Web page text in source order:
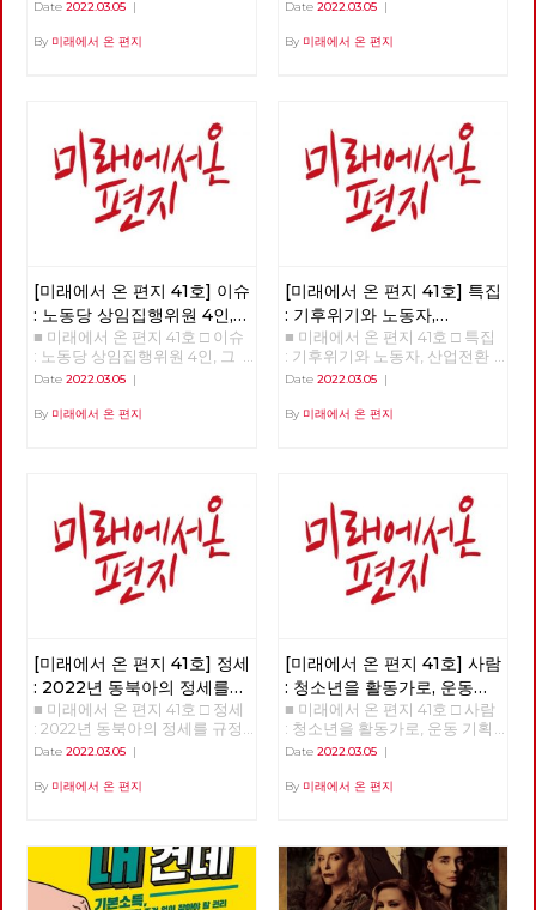
번 이백윤인가? □ 이슈 : 노동당
로 □ 정세 : 2022년 동북아의 정
세를 규정하는 네 가지 요인 □
사람 : 청소년을 활동가로, 운동
기획자 고유미 □ 도서 : 그건 내
건데 - 기본소득, 모두가 차별없
이 찾아야 할 권리 □ 영화 : 이미
예정되어 있던 비극의 반복 - 나
Date 2022.03.05 |
By 미래에서 온 편지
Date 2022.03.05|
By 미래에서 온 편지
[미래에서 온 편지 41호] 이슈
: 노동당 상임집행위원 4인,
그들은 누구인가?
■ 미래에서 온 편지 41호 □ 이슈
: 노동당 상임집행위원 4인, 그
들은 누구인가? >>>>>> 업로드
Date 2022.03.05 |
By 미래에서 온 편지
[미래에서 온 편지 41호] 특집
: 기후위기와 노동자,
산업전환을 넘어
체제전환으로
■ 미래에서 온 편지 41호 □ 특집
: 기후위기와 노동자, 산업전환
을 넘어 체제전환으로 >>>>>>
Date 2022.03.05|
By 미래에서 온 편지
[미래에서 온 편지 41호] 정세
: 2022년 동북아의 정세를
규정하는 네 가지 요인
■ 미래에서 온 편지 41호 □ 정세
: 2022년 동북아의 정세를 규정
하는 네 가지 요인 >>>>>> 업로
Date 2022.03.05 |
By 미래에서 온 편지
[미래에서 온 편지 41호] 사람
: 청소년을 활동가로, 운동
기획자 고유미
■ 미래에서 온 편지 41호 □ 사람
: 청소년을 활동가로, 운동 기획
자 고유미 >>>>>> 업로드 준비
Date 2022.03.05|
By 미래에서 온 편지